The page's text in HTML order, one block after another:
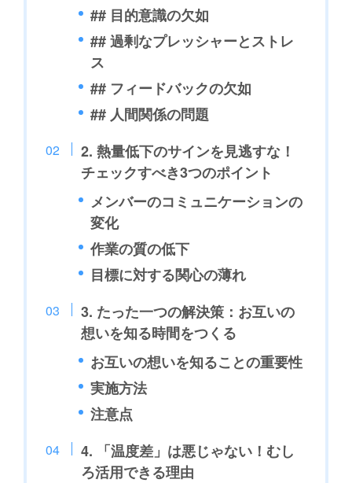
## 目的意識の欠如
## 過剰なプレッシャーとストレ
ス
## フィードバックの欠如
## 人間関係の問題
2. 熱量低下のサインを見逃すな！
チェックすべき3つのポイント
メンバーのコミュニケーションの
変化
作業の質の低下
目標に対する関心の薄れ
3. たった一つの解決策：お互いの
想いを知る時間をつくる
お互いの想いを知ることの重要性
実施方法
注意点
4. 「温度差」は悪じゃない！むし
ろ活用できる理由